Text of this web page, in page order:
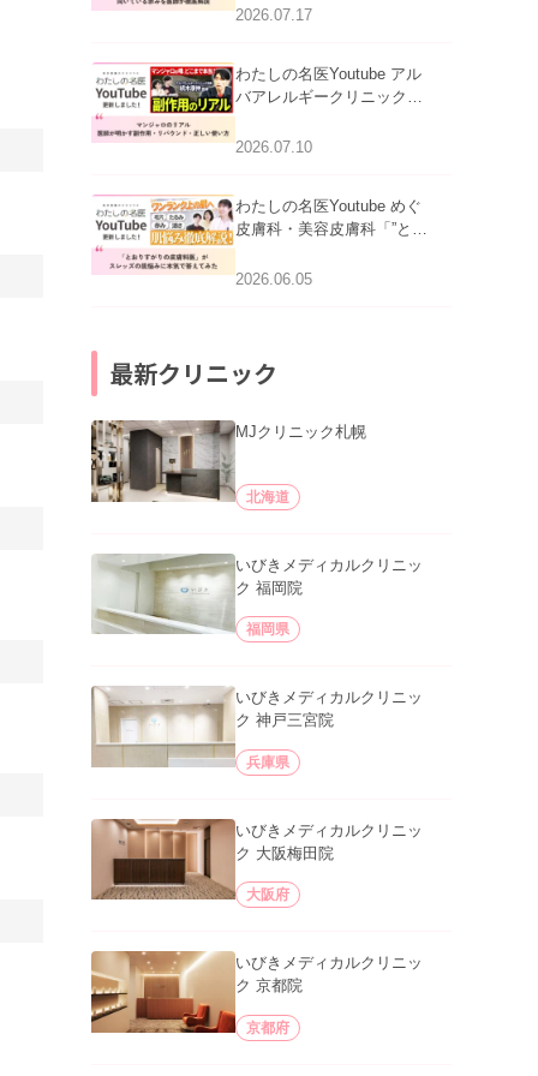
跡にVビームは効く？向い
2026.07.17
わたしの名医Youtube アル
バアレルギークリニック札
医師が明かす副作用・リバ
2026.07.10
わたしの名医Youtube めぐ
皮膚科・美容皮膚科「”とお
ッズの肌悩みに本気で答え
2026.06.05
最新クリニック
MJクリニック札幌
北海道
いびきメディカルクリニッ
ク 福岡院
福岡県
いびきメディカルクリニッ
ク 神戸三宮院
兵庫県
いびきメディカルクリニッ
ク 大阪梅田院
大阪府
いびきメディカルクリニッ
ク 京都院
京都府